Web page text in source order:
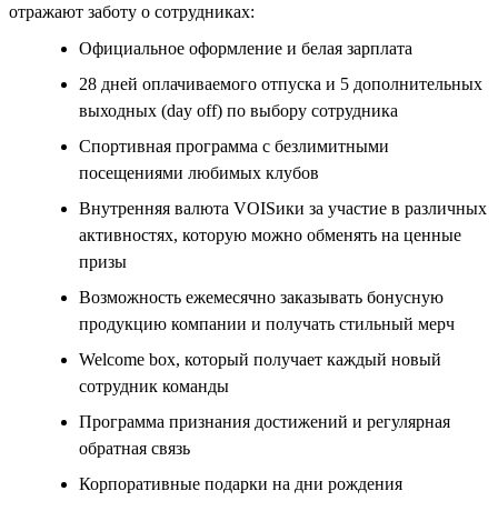
отражают заботу о сотрудниках:
Официальное оформление и белая зарплата
28 дней оплачиваемого отпуска и 5 дополнительных
выходных (day off) по выбору сотрудника
Спортивная программа с безлимитными
посещениями любимых клубов
Внутренняя валюта VOISики за участие в различных
активностях, которую можно обменять на ценные
призы
Возможность ежемесячно заказывать бонусную
продукцию компании и получать стильный мерч
Welcome box, который получает каждый новый
сотрудник команды
Программа признания достижений и регулярная
обратная связь
Корпоративные подарки на дни рождения